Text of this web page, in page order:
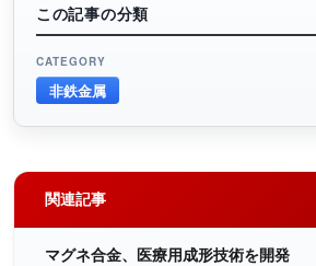
この記事の分類
CATEGORY
非鉄金属
関連記事
マグネ合金、医療用成形技術を開発